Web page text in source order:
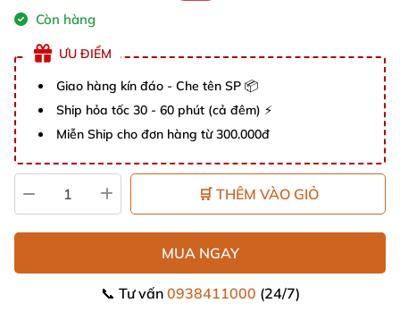
Còn hàng
ƯU ĐIỂM
Giao hàng kín đáo - Che tên SP 📦
Ship hỏa tốc 30 - 60 phút (cả đêm) ⚡
Miễn Ship cho đơn hàng từ 300.000đ
🛒 THÊM VÀO GIỎ
MUA NGAY
📞 Tư vấn 0938411000 (24/7)